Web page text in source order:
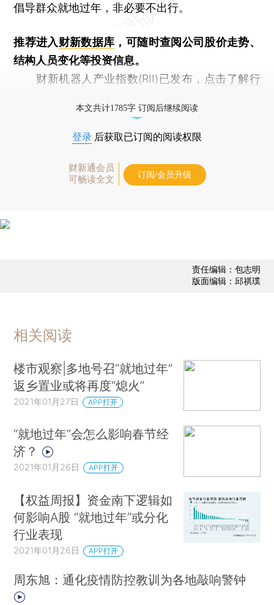
倡导群众就地过年，非必要不出行。
推荐进入财新数据库 ，可随时查阅公司股价走势、
结构人员变化等投资信息。
财新机器人产业指数(RII)已发布， 点击了解行
本文共计1785字 订阅后继续阅读
登录 后获取已订阅的阅读权限
财新通会员
可畅读全文
订阅/会员升级
责任编辑：包志明
版面编辑：邱祺璞
相关阅读
楼市观察|多地号召“就地过年”
返乡置业或将再度“熄火”
2021年01月27日 APP打开
“就地过年”会怎么影响春节经
济？
2021年01月26日 APP打开
【权益周报】资金南下逻辑如
何影响A股 “就地过年”或分化
行业表现
2021年01月26日 APP打开
周东旭：通化疫情防控教训为各地敲响警钟